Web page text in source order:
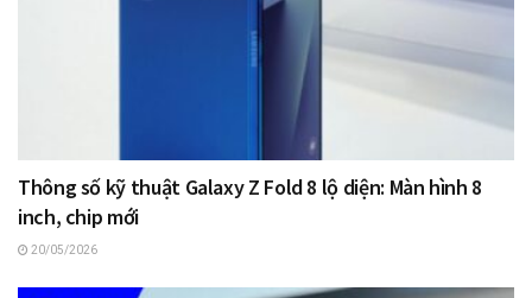
Thông số kỹ thuật Galaxy Z Fold 8 lộ diện: Màn hình 8
inch, chip mới
20/05/2026